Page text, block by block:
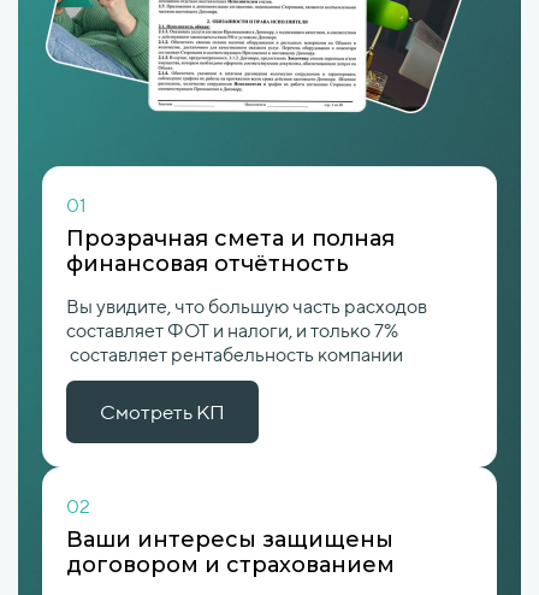
01
Прозрачная смета и полная
финансовая отчётность
Вы увидите, что большую часть расходов
составляет ФОТ и налоги, и только 7%
составляет рентабельность компании
Смотреть КП
02
Ваши интересы защищены
договором и страхованием